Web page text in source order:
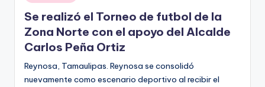
en
Se realizó el Torneo de futbol de la
Zona Norte con el apoyo del Alcalde
Carlos Peña Ortiz
Reynosa, Tamaulipas. Reynosa se consolidó
nuevamente como escenario deportivo al recibir el